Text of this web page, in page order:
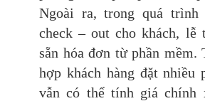
Ngoài ra, trong quá
check – out cho khách, lễ
sẵn hóa đơn từ phần mềm.
hợp khách hàng đặt nhiều
vẫn có thể tính giá chính